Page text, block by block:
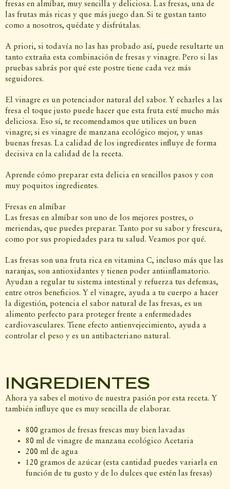
fresas en almíbar, muy sencilla y deliciosa. Las fresas, una de
las frutas más ricas y que más juego dan. Si te gustan tanto
como a nosotros, quédate y disfrútalas.
A priori, si todavía no las has probado así, puede resultarte un
tanto extraña esta combinación de fresas y vinagre. Pero si las
pruebas sabrás por qué este postre tiene cada vez más
seguidores.
El vinagre es un potenciador natural del sabor. Y echarles a las
fresa el toque justo puede hacer que esta fruta esté mucho más
deliciosa. Eso sí, te recomendamos que utilices un buen
vinagre; si es vinagre de manzana ecológico mejor, y unas
buenas fresas. La calidad de los ingredientes influye de forma
decisiva en la calidad de la receta.
Aprende cómo preparar esta delicia en sencillos pasos y con
muy poquitos ingredientes.
Fresas en almíbar
Las fresas en almíbar son uno de los mejores postres, o
meriendas, que puedes preparar. Tanto por su sabor y frescura,
como por sus propiedades para tu salud. Veamos por qué.
Las fresas son una fruta rica en vitamina C, incluso más que las
naranjas, son antioxidantes y tienen poder antiinflamatorio.
Ayudan a regular tu sistema intestinal y refuerza tus defensas,
entre otros beneficios. Y el vinagre, ayuda a tu cuerpo a hacer
la digestión, potencia el sabor natural de las fresas, es un
alimento perfecto para proteger frente a enfermedades
cardiovasculares. Tiene efecto antienvejecimiento, ayuda a
controlar el peso y es un antibacteriano natural.
INGREDIENTES
Ahora ya sabes el motivo de nuestra pasión por esta receta. Y
también influye que es muy sencilla de elaborar.
800 gramos de fresas frescas muy bien lavadas
80 ml de vinagre de manzana ecológico Acetaria
200 ml de agua
120 gramos de azúcar (esta cantidad puedes variarla en
función de tu gusto y de lo dulces que estén las fresas)